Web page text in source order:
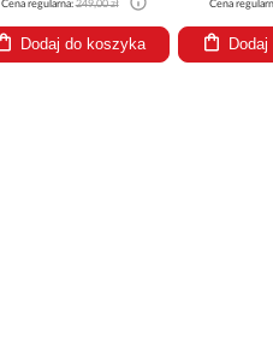
Cena regularna:249,00 zł
Dodaj do koszyka
Cena